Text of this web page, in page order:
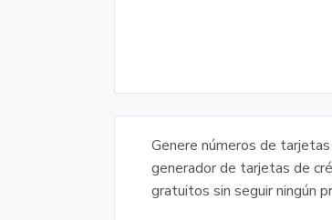
Genere números de
generador de tarjetas de
gratuitos sin seguir ningún